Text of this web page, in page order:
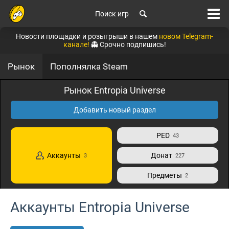
Поиск игр
Новости площадки и розыгрыши в нашем новом Telegram-
канале! 👻 Срочно подпишись!
Рынок Пополнялка Steam
Рынок Entropia Universe
Добавить новый раздел
Аккаунты 3
PED 43
Донат 227
Предметы 2
Аккаунты Entropia Universe